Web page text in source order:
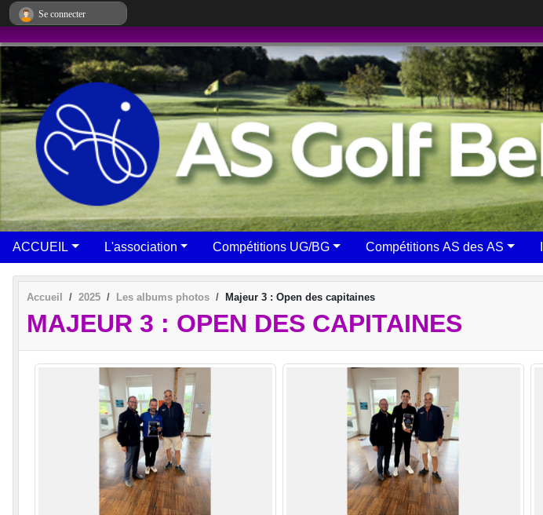
ACCUEIL L'association Compétitions UG/BG Compétitions AS des AS
Accueil 2025 Les albums photos Majeur 3 : Open des capitaines
MAJEUR 3 : OPEN DES CAPITAINES
Se connecter
Panneau de gestion des cookies